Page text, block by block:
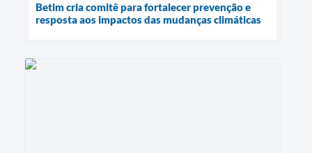
Betim cria comitê para fortalecer prevenção e
resposta aos impactos das mudanças climáticas